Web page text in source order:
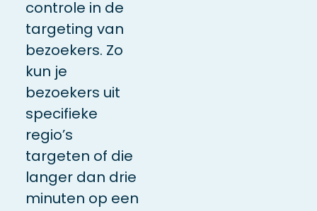
controle in de
targeting van
bezoekers. Zo
kun je
bezoekers uit
specifieke
regio’s
targeten of die
langer dan drie
minuten op een